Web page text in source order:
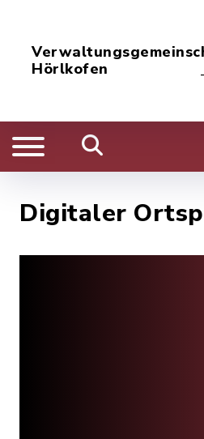
Hörlkofen
Digitaler